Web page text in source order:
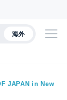
海外
JAPAN in New